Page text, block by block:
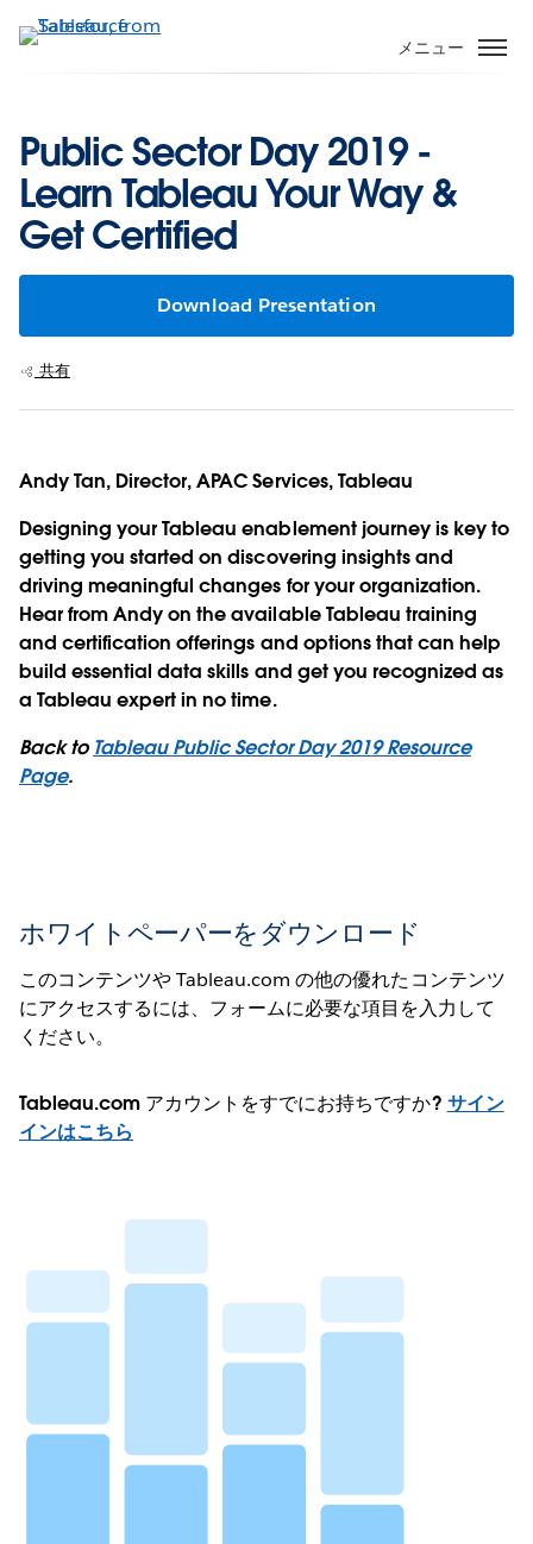
イ
に
移
メニュー
Public Sector Day 2019 -
Learn Tableau Your Way &
Get Certified
Download Presentation
共有
Andy Tan, Director, APAC Services, Tableau
Designing your Tableau enablement journey is key to
getting you started on discovering insights and
driving meaningful changes for your organization.
Hear from Andy on the available Tableau training
and certification offerings and options that can help
build essential data skills and get you recognized as
a Tableau expert in no time.
Back to Tableau Public Sector Day 2019 Resource
Page.
ホワイトペーパーをダウンロード
このコンテンツや Tableau.com の他の優れたコンテンツ
にアクセスするには、フォームに必要な項目を入力して
ください。
Tableau.com アカウントをすでにお持ちですか? サイン
インはこちら